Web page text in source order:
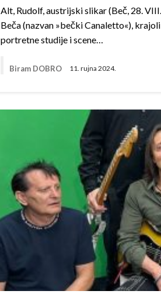
Alt, Rudolf, austrijski slikar (Beč, 28.
Beča (nazvan »bečki Canaletto«),
portretne studije i scene…
Biram DOBRO 11. rujna 2024.